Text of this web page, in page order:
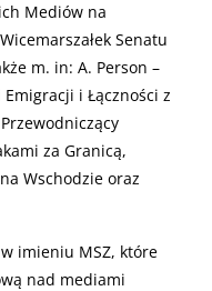
Mediów na
Senatu
m. in: A. Person –
i Łączności z
za Granicą,
Wschodzie oraz
imieniu MSZ, które
nad mediami